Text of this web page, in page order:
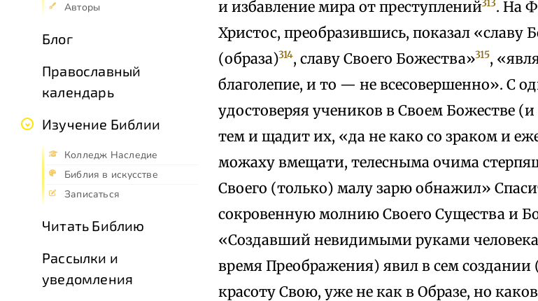
Авторы
Блог
Православный
календарь
Изучение Библии
Колледж Наследие
Библия в искусстве
Записаться
Читать Библию
Рассылки и
уведомления
и избавление мира от преступлений313. На
Христос, преобразившись, показал «славу
(образа)314, славу Своего Божества»315,
благолепие, и то — не всесовершенно». С
удостоверяя учеников в Своем Божестве (и
тем и щадит их, «да не како со зраком и
можаху вмещати, телесныма очима
Своего (только) малу зарю обнажил»
сокровенную молнию Своего Существа и
«Создавший невидимыми руками
время Преображения) явил в сем создании
красоту Свою, уже не как в Образе, но